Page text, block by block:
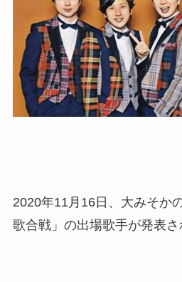
2020年11月16日、大みそか
歌合戦」の出場歌手が発表さ